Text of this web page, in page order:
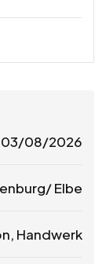
03/08/2026
Elbe
Handwerk